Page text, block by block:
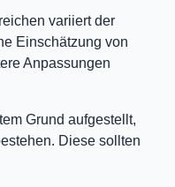
variiert der
Einschätzung von
Anpassungen
Grund aufgestellt,
Diese sollten